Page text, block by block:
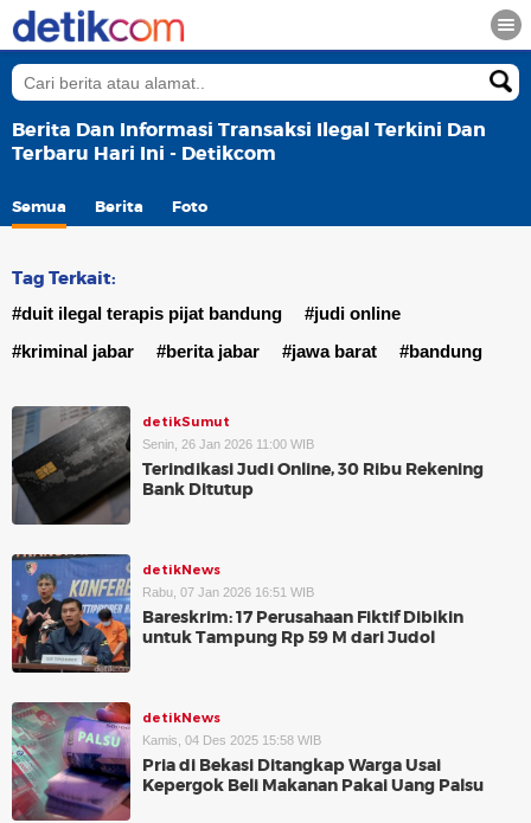
Berita Dan Informasi Transaksi Ilegal Terkini Dan
Terbaru Hari Ini - Detikcom
Semua Berita Foto
Tag Terkait:
#duit ilegal terapis pijat bandung
#judi online
#kriminal jabar
#berita jabar #jawa barat #bandung
detikSumut
Senin, 26 Jan 2026 11:00 WIB
Terindikasi Judi Online, 30 Ribu Rekening
Bank Ditutup
detikNews
Rabu, 07 Jan 2026 16:51 WIB
Bareskrim: 17 Perusahaan Fiktif Dibikin
untuk Tampung Rp 59 M dari Judol
detikNews
Kamis, 04 Des 2025 15:58 WIB
Pria di Bekasi Ditangkap Warga Usai
Kepergok Beli Makanan Pakai Uang Palsu